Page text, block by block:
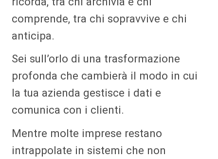
comprende, tra chi sopravvive e chi
anticipa.
Sei sull’orlo di una trasformazione
profonda che cambierà il modo in cui
la tua azienda gestisce i dati e
comunica con i clienti.
Mentre molte imprese restano
intrappolate in sistemi che non